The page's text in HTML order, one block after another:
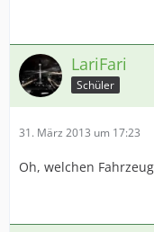
LariFari
Schüler
31. März 2013 um 17:23
Oh, welchen